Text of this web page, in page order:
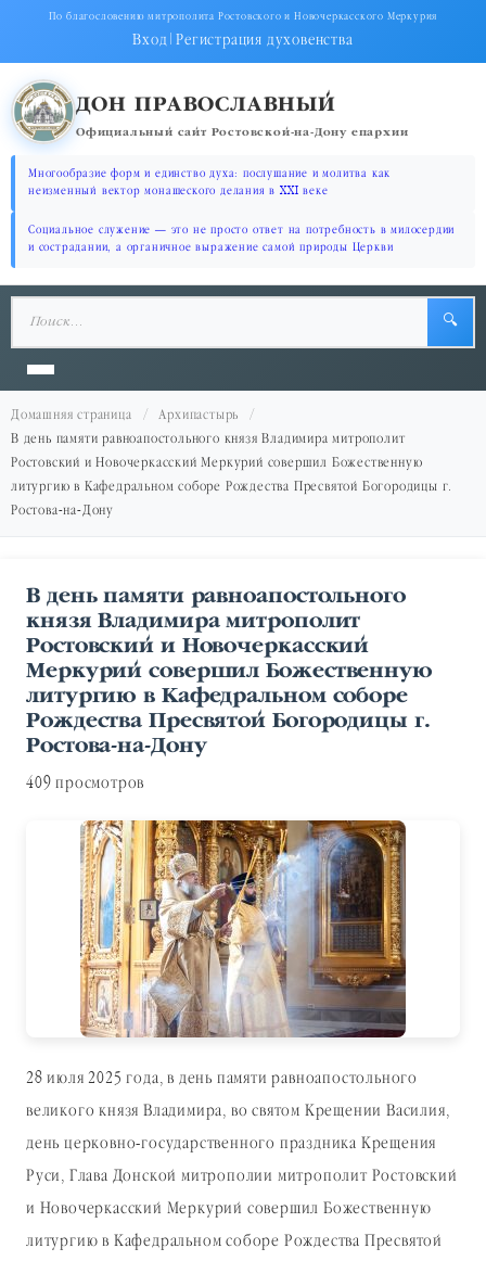
По благословению митрополита Ростовского и Новочеркасского Меркурия
Вход|Регистрация духовенства
ДОН ПРАВОСЛАВНЫЙ
Официальный сайт Ростовской-на-Дону епархии
Многообразие форм и единство духа: послушание и молитва как
неизменный вектор монашеского делания в XXI веке
Социальное служение — это не просто ответ на потребность в милосердии
и сострадании, а органичное выражение самой природы Церкви
🔍
Домашняя страница
Архипастырь
В день памяти равноапостольного князя Владимира митрополит
Ростовский и Новочеркасский Меркурий совершил Божественную
литургию в Кафедральном соборе Рождества Пресвятой Богородицы г.
Ростова-на-Дону
В день памяти равноапостольного
князя Владимира митрополит
Ростовский и Новочеркасский
Меркурий совершил Божественную
литургию в Кафедральном соборе
Рождества Пресвятой Богородицы г.
Ростова-на-Дону
409 просмотров
28 июля 2025 года, в день памяти равноапостольного
великого князя Владимира, во святом Крещении Василия,
день церковно-государственного праздника Крещения
Руси, Глава Донской митрополии митрополит Ростовский
и Новочеркасский Меркурий совершил Божественную
литургию в Кафедральном соборе Рождества Пресвятой